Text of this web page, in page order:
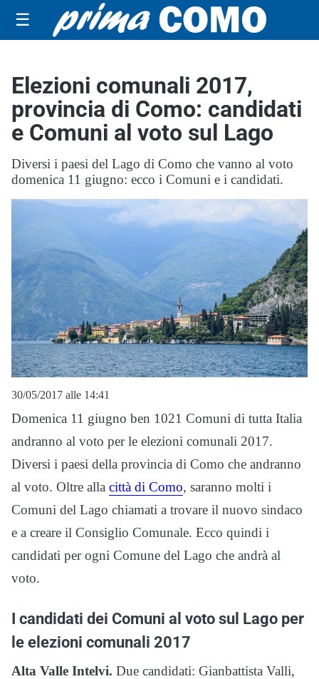
☰
Elezioni comunali 2017,
provincia di Como: candidati
e Comuni al voto sul Lago
Diversi i paesi del Lago di Como che vanno al voto
domenica 11 giugno: ecco i Comuni e i candidati.
30/05/2017 alle 14:41
Domenica 11 giugno ben 1021 Comuni di tutta Italia
andranno al voto per le elezioni comunali 2017.
Diversi i paesi della provincia di Como che andranno
al voto. Oltre alla città di Como, saranno molti i
Comuni del Lago chiamati a trovare il nuovo sindaco
e a creare il Consiglio Comunale. Ecco quindi i
candidati per ogni Comune del Lago che andrà al
voto.
I candidati dei Comuni al voto sul Lago per
le elezioni comunali 2017
Alta Valle Intelvi. Due candidati: Gianbattista Valli,